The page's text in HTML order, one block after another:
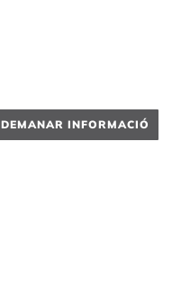
DEMANAR INFORMACIÓ